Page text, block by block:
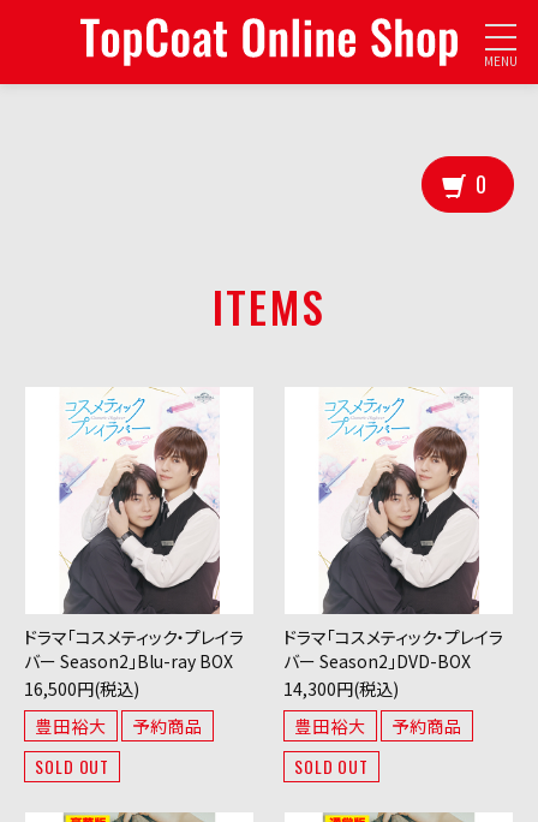
MENU
0
ITEMS
ドラマ「コスメティック・プレイラ
バー Season2」Blu-ray BOX
16,500円(税込)
豊田裕大
予約商品
SOLD OUT
ドラマ「コスメティック・プレイラ
バー Season2」DVD-BOX
14,300円(税込)
豊田裕大
予約商品
SOLD OUT